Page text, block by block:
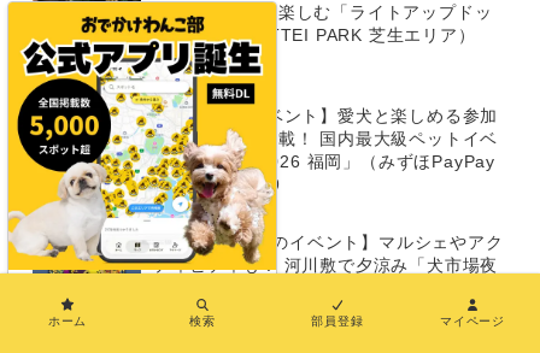
ナイトタイムを楽しむ「ライトアップドッ
グラン」（TOTTEI PARK 芝生エリア）
8/14〜16
【福岡/犬のイベント】愛犬と楽しめる参加
型イベントが満載！ 国内最大級ペットイベ
ント「Pet博 2026 福岡」（みずほPayPay
ドーム）8/8～9
【8/14～15/犬のイベント】マルシェやアク
ティビティも！ 河川敷で夕涼み「犬市場夜
ホーム 検索 部員登録 マイページ